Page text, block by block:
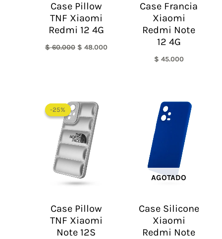
Case Pillow
TNF Xiaomi
Redmi 12 4G
$60.000 $ 48.000
Case Francia
Xiaomi
Redmi Note
12 4G
$ 45.000
-25%
-25%
Case Pillow
TNF Xiaomi
Note 12S
precio
original
era:
$ 60.000.
AGOTADO
Case Silicone
Xiaomi
Redmi Note